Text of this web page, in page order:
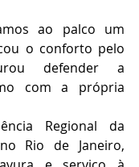
ao palco um
o conforto pelo
defender a
com a própria
Regional da
Rio de Janeiro,